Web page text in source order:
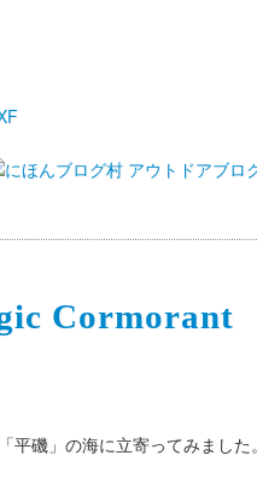
Cormorant
磯」の海に立寄ってみました。